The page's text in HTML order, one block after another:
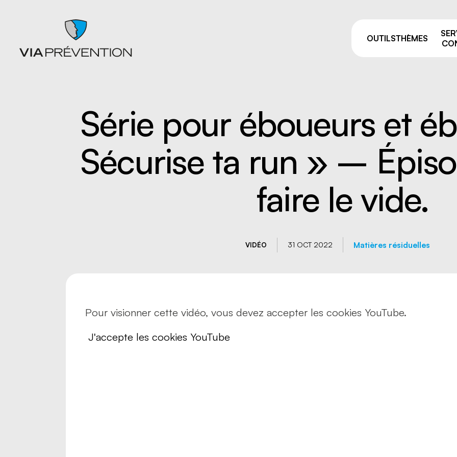
OUTILSTHÈMES
Documents
Formations
Catalogues de cours SST
Chutes
Ergonomie et manutention
manuelle
Gestion de la prévention
Matières résiduelles
Nettoyage industriel
Nouveaux travailleurs, nouvelles
Sécurité routière
Transport de marchandises
Pourquoi prévenir ?
Comités de liaison
ALSS, RSS et CSS: on vous
accompagne après vos
conseiller.ère
Série pour éboueurs et
Sécurise ta run » –
faire le vide.
VIDÉO 31 OCT 2022 Matières résiduelles
Pour visionner cette vidéo, vous devez accepter les cookies YouTube.
J'accepte les cookies YouTube